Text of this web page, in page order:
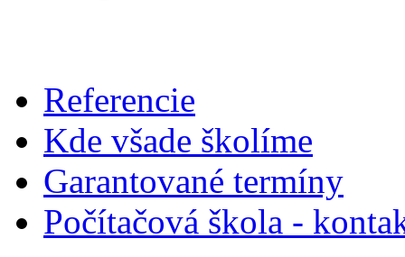
Referencie
Kde všade školíme
Garantované termíny
Počítačová škola -